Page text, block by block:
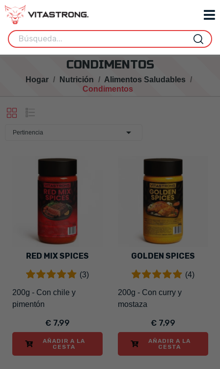
CONDIMENTOS
Hogar Nutrición
Alimentos Saludables
Condimentos
Pertinencia 
RED MIX SPICES
(3)
200g - Con chile y
pimentón
€ 7,99
AÑADIR A LA
CESTA
GOLDEN SPICES
(4)
200g - Con curry y
mostaza
€ 7,99
AÑADIR A LA
CESTA